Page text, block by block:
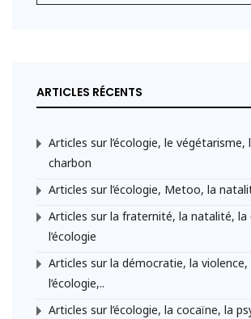
ARTICLES RÉCENTS
Articles sur l’écologie, le végétarisme,
charbon
Articles sur l’écologie, Metoo, la
Articles sur la fraternité, la natalité, la
l’écologie
Articles sur la démocratie, la violence,
l’écologie,..
Articles sur l’écologie, la cocaïne, la